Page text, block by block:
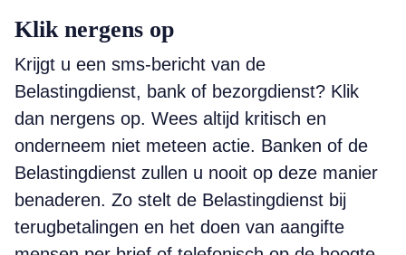
Klik nergens op
Krijgt u een sms-bericht van de
Belastingdienst, bank of bezorgdienst? Klik
dan nergens op. Wees altijd kritisch en
onderneem niet meteen actie. Banken of de
Belastingdienst zullen u nooit op deze manier
benaderen. Zo stelt de Belastingdienst bij
terugbetalingen en het doen van aangifte